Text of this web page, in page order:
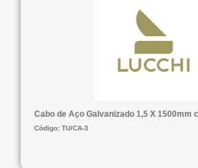
Cabo de Aço Galvanizado 1,5 X 1500mm
Código: TU/CA-3